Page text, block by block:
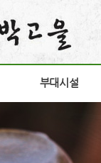
부대시설
부대시설
가비향
전시판매장